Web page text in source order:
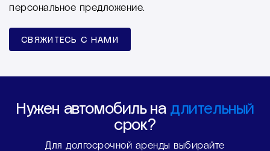
персональное предложение.
СВЯЖИТЕСЬ С НАМИ
Нужен автомобиль на длительный
срок?
Для долгосрочной аренды выбирайте